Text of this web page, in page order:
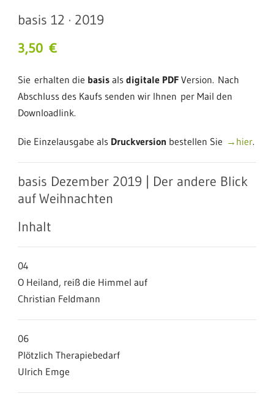
basis 12 · 2019
3,50 €
Sie erhalten die basis als digitale PDF Version. Nach
Abschluss des Kaufs senden wir Ihnen per Mail den
Downloadlink.
Die Einzelausgabe als Druckversion bestellen Sie →hier.
basis Dezember 2019 | Der andere Blick
auf Weihnachten
Inhalt
04
O Heiland, reiß die Himmel auf
Christian Feldmann
06
Plötzlich Therapiebedarf
Ulrich Emge